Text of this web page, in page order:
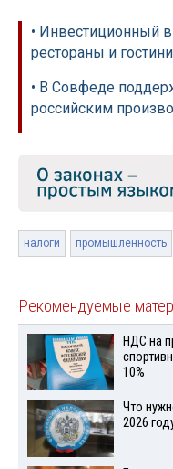
• Инвестиционный
рестораны и
• В Совфеде
российским
налоги промышленность
Рекомендуемые
НДС на
10%
Что
2026